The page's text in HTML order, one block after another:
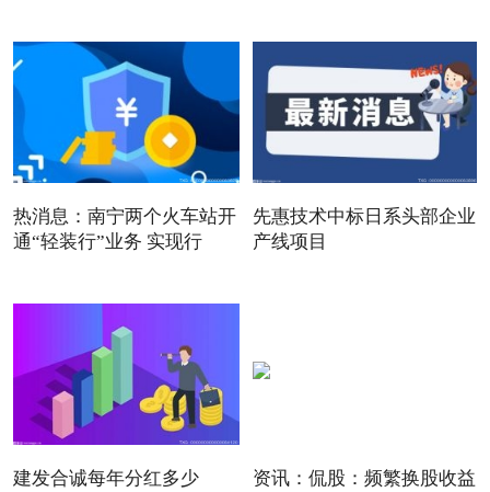
热消息：南宁两个火车站开
通“轻装行”业务 实现行
先惠技术中标日系头部企业
产线项目
建发合诚每年分红多少
资讯：侃股：频繁换股收益